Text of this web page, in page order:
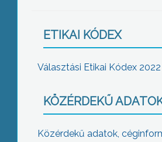
ETIKAI KÓDEX
Választási Etikai Kódex 2022
KÖZÉRDEKŰ
Közérdekű adatok,